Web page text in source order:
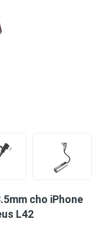
cho iPhone
L42